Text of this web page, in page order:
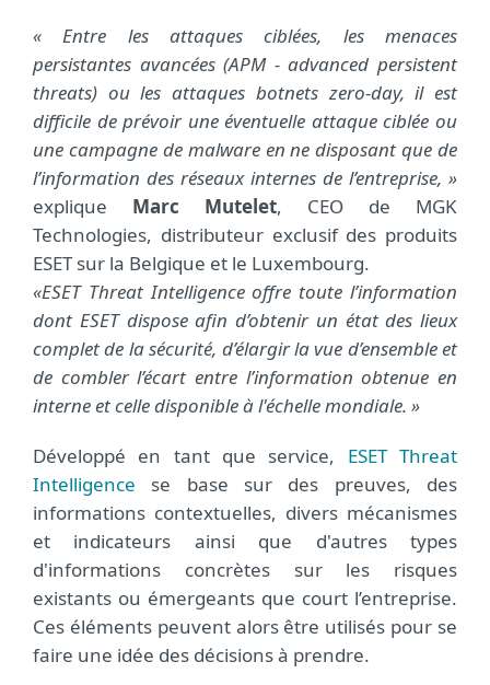
« Entre les attaques ciblées, les menaces
persistantes avancées (APM - advanced persistent
threats) ou les attaques botnets zero-day, il est
difficile de prévoir une éventuelle attaque ciblée ou
une campagne de malware en ne disposant que de
l’information des réseaux internes de l’entreprise, »
explique Marc Mutelet, CEO de MGK
Technologies, distributeur exclusif des produits
ESET sur la Belgique et le Luxembourg.
«ESET Threat Intelligence offre toute l’information
dont ESET dispose afin d’obtenir un état des lieux
complet de la sécurité, d’élargir la vue d’ensemble et
de combler l’écart entre l’information obtenue en
interne et celle disponible à l'échelle mondiale. »
Développé en tant que service, ESET Threat
Intelligence se base sur des preuves, des
informations contextuelles, divers mécanismes
et indicateurs ainsi que d'autres types
d'informations concrètes sur les risques
existants ou émergeants que court l’entreprise.
Ces éléments peuvent alors être utilisés pour se
faire une idée des décisions à prendre.